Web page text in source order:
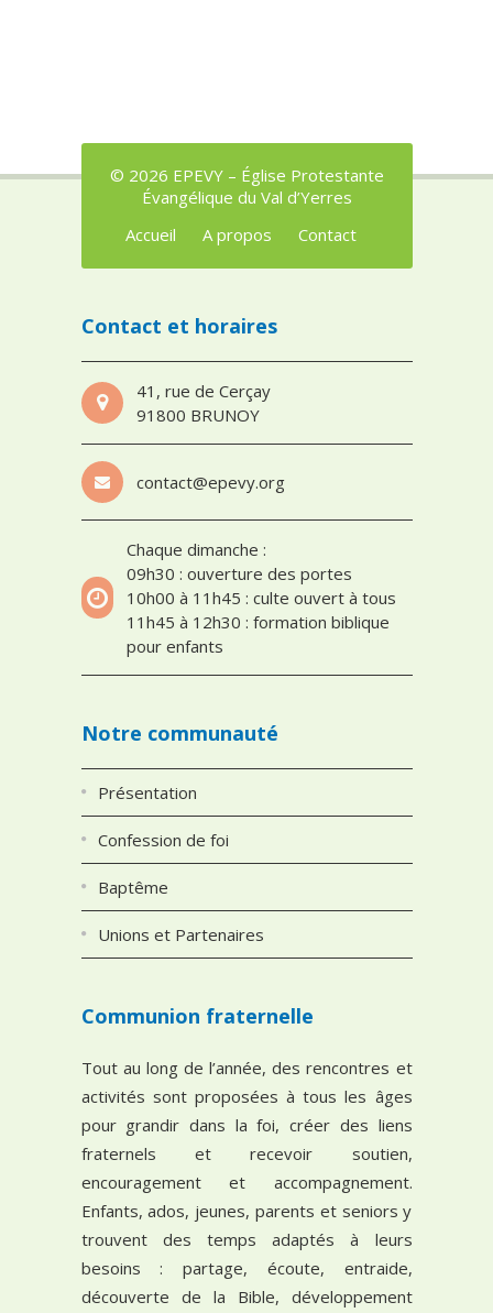
© 2026 EPEVY – Église Protestante
Évangélique du Val d’Yerres
Accueil
A propos Contact
Contact et horaires
41, rue de Cerçay
91800 BRUNOY
contact@epevy.org
Chaque dimanche :
09h30 : ouverture des portes
10h00 à 11h45 : culte ouvert à tous
11h45 à 12h30 : formation biblique
pour enfants
Notre communauté
Présentation
Confession de foi
Baptême
Unions et Partenaires
Communion fraternelle
Tout au long de l’année, des rencontres et
activités sont proposées à tous les âges
pour grandir dans la foi, créer des liens
fraternels et recevoir soutien,
encouragement et accompagnement.
Enfants, ados, jeunes, parents et seniors y
trouvent des temps adaptés à leurs
besoins : partage, écoute, entraide,
découverte de la Bible, développement